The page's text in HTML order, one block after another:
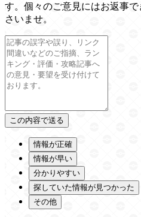
す。個々のご意見にはお返事
さいませ。
情報が正確
情報が早い
分かりやすい
探していた情報が見つかった
その他